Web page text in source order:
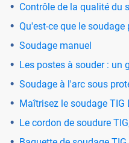
Contrôle de la qualité du
Qu'est-ce que le soudage
Soudage manuel
Les postes à souder : un
Soudage à l'arc sous
Maîtrisez le soudage
Le cordon de soudure